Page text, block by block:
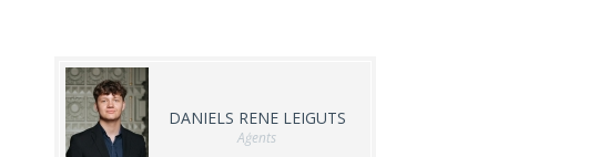
DANIELS RENE LEIGUTS
Aģents